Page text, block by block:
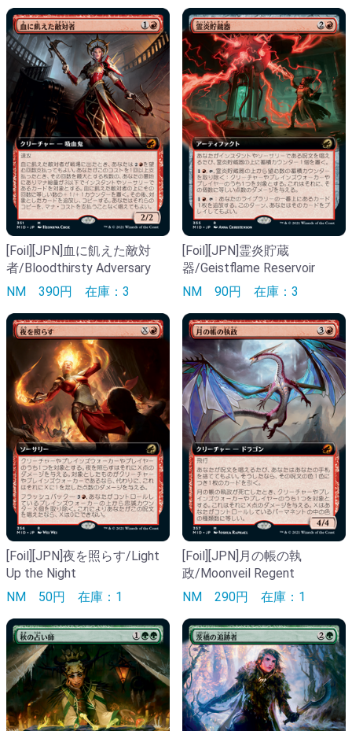
[Foil][JPN]血に飢えた敵対
者/Bloodthirsty Adversary
NM 390円 在庫：3
[Foil][JPN]霊炎貯蔵
器/Geistflame Reservoir
NM 90円 在庫：3
[Foil][JPN]夜を照らす/Light
Up the Night
NM 50円 在庫：1
[Foil][JPN]月の帳の執
政/Moonveil Regent
NM 290円 在庫：1